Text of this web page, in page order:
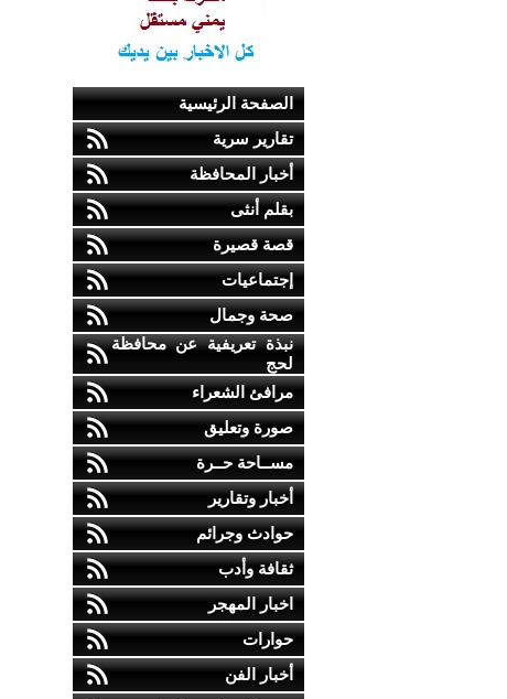
الصفحة الرئيسية
تقارير سرية
أخبار المحافظة
بقلم أنثى
قصة قصيرة
إجتماعيات
صحة وجمال
نبذة تعريفية عن محافظة
لحج
مرافئ الشعراء
صورة وتعليق
مســاحة حــرة
أخبار وتقارير
حوادث وجرائم
ثقافة وأدب
اخبار المهجر
حوارات
أخبار الفن